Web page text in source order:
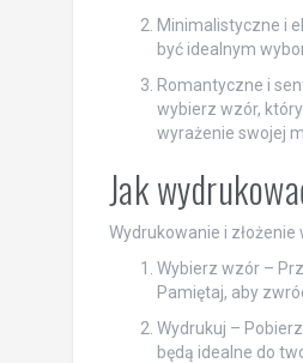
Minimalistyczne i
być idealnym
Romantyczne i
wybierz wzór,
wyrażenie swojej
Jak
Wydrukowanie i
Wybierz wzór –
Pamiętaj, aby
Wydrukuj –
będą idealne do